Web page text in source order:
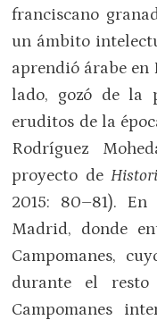
franciscano
un ámbito
aprendió árabe en
lado, gozó de la
eruditos de la
Rodríguez
proyecto de
2015: 80–81).
Madrid, donde
Campomanes,
durante el
Campomanes